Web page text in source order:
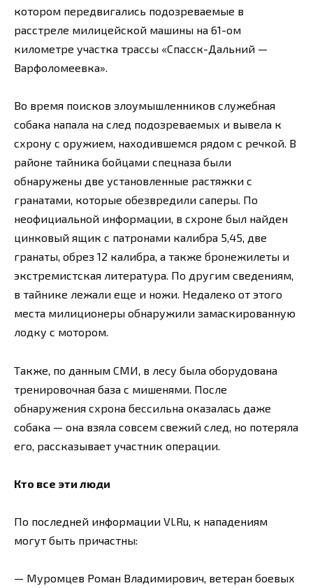
котором передвигались подозреваемые в
расстреле милицейской машины на 61-ом
километре участка трассы «Спасск-Дальний —
Варфоломеевка».
Во время поисков злоумышленников служебная
собака напала на след подозреваемых и вывела к
схрону с оружием, находившемся рядом с речкой. В
районе тайника бойцами спецназа были
обнаружены две установленные растяжки с
гранатами, которые обезвредили саперы. По
неофициальной информации, в схроне был найден
цинковый ящик с патронами калибра 5,45, две
гранаты, обрез 12 калибра, а также бронежилеты и
экстремистская литература. По другим сведениям,
в тайнике лежали еще и ножи. Недалеко от этого
места милиционеры обнаружили замаскированную
лодку с мотором.
Также, по данным СМИ, в лесу была оборудована
тренировочная база с мишенями. После
обнаружения схрона бессильна оказалась даже
собака — она взяла совсем свежий след, но потеряла
его, рассказывает участник операции.
Кто все эти люди
По последней информации Vl.Ru, к нападениям
могут быть причастны:
— Муромцев Роман Владимирович, ветеран боевых